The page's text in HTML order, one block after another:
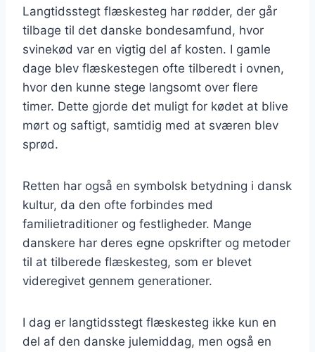
Langtidsstegt flæskesteg har rødder, der går
tilbage til det danske bondesamfund, hvor
svinekød var en vigtig del af kosten. I gamle
dage blev flæskestegen ofte tilberedt i ovnen,
hvor den kunne stege langsomt over flere
timer. Dette gjorde det muligt for kødet at blive
mørt og saftigt, samtidig med at sværen blev
sprød.
Retten har også en symbolsk betydning i dansk
kultur, da den ofte forbindes med
familietraditioner og festligheder. Mange
danskere har deres egne opskrifter og metoder
til at tilberede flæskesteg, som er blevet
videregivet gennem generationer.
I dag er langtidsstegt flæskesteg ikke kun en
del af den danske julemiddag, men også en